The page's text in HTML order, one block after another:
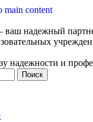
main content
надежный
надежности и
Поиск